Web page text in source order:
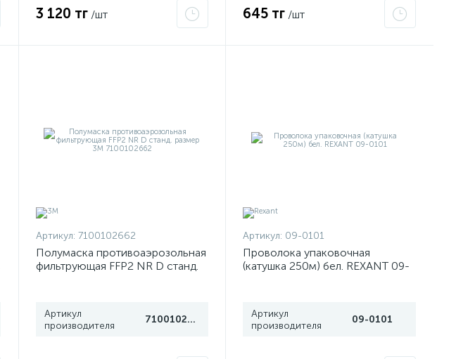
3 120 тг /шт 645 тг /шт
Артикул: 7100102662
Полумаска противоаэрозольная
фильтрующая FFP2 NR D станд.
Артикул
производителя
7100102662
Артикул: 09-0101
Проволока упаковочная
(катушка 250м) бел. REXANT 09-
Артикул
производителя
09-0101